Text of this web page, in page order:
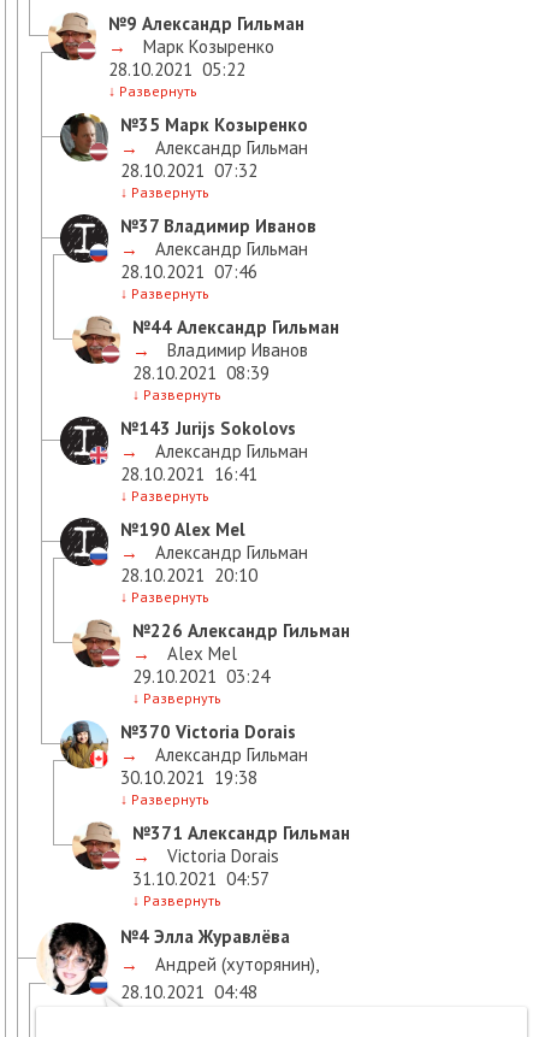
№9 Александр Гильман
→
Марк Козыренко
28.10.2021 05:22
↓ Развернуть
№35 Марк Козыренко
→
Александр Гильман
28.10.2021 07:32
↓ Развернуть
№37 Владимир Иванов
→
Александр Гильман
28.10.2021 07:46
↓ Развернуть
№44 Александр Гильман
→
Владимир Иванов
28.10.2021 08:39
↓ Развернуть
№143 Jurijs Sokolovs
→
Александр Гильман
28.10.2021 16:41
↓ Развернуть
№190 Alex Mel
→
Александр Гильман
28.10.2021 20:10
↓ Развернуть
№226 Александр Гильман
→
Alex Mel
29.10.2021 03:24
↓ Развернуть
№370 Victoria Dorais
→
Александр Гильман
30.10.2021 19:38
↓ Развернуть
№371 Александр Гильман
→
Victoria Dorais
31.10.2021 04:57
↓ Развернуть
№4 Элла Журавлёва
→
Андрей (хуторянин)
28.10.2021 04:48